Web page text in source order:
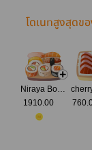
โดเนทสูงสุดข
Niraya Boodson
1910.00